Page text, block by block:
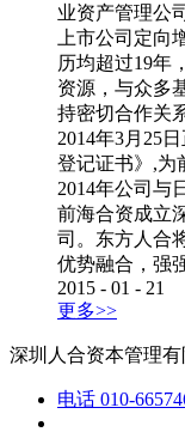
业资产管理公
上市公司定向
历均超过19年
资源，与众多
持密切合作关
2014年3月25
登记证书》,为
2014年公司与
前海合资成立
司。东方人合
优势融合，强
2015 - 01 - 21
更多>>
深圳人合资本管理有
电话 010-